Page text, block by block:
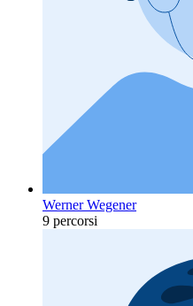
Werner Wegener
9 percorsi